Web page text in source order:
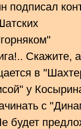
подписал
Скажите,
в
у
с
будет